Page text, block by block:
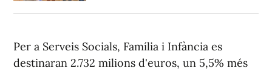
Per a Serveis Socials, Família i Infància es
destinaran 2.732 milions d'euros, un 5,5% més